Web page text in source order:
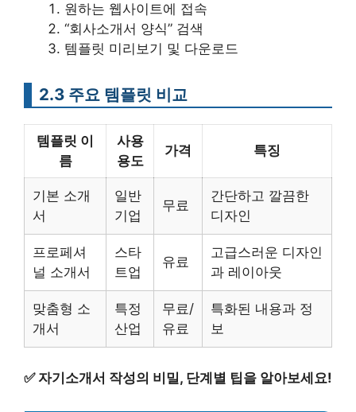
원하는 웹사이트에 접속
“회사소개서 양식” 검색
템플릿 미리보기 및 다운로드
2.3 주요 템플릿 비교
템플릿 이
름
사용
용도
가격 특징
기본 소개
서
일반
기업
무료
간단하고 깔끔한
디자인
프로페셔
널 소개서
스타
트업
유료
고급스러운 디자인
과 레이아웃
맞춤형 소
개서
특정
산업
무료/
유료
특화된 내용과 정
보
✅ 자기소개서 작성의 비밀, 단계별 팁을 알아보세요!